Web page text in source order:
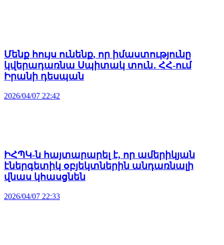
Մենք հույս ունենք, որ իմաստությունը
կվերադառնա Սպիտակ տուն․ ՀՀ-ում
Իրանի դեսպան
2026/04/07 22:42
ԻՀՊԿ-ն հայտարարել է, որ ամերիկյան
էներգետիկ օբյեկտներին անդառնալի
վնաս կհասցնեն
2026/04/07 22:33